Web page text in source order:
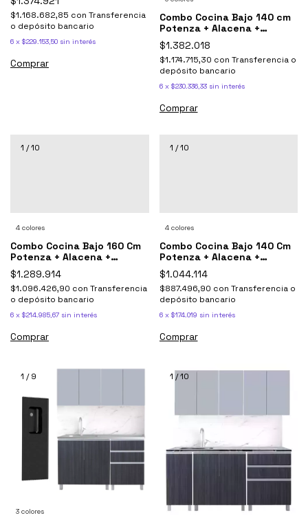
$1.168.682,85 con Transferencia
o depósito bancario
6 x $229.153,50 sin interés
Comprar
Combo Cocina Bajo 140 cm
Potenza + Alacena +
Mesada Bacha Acero
$1.382.018
$1.174.715,30 con Transferencia o
depósito bancario
6 x $230.336,33 sin interés
Comprar
1 /10
4 colores
Combo Cocina Bajo 160 Cm
Potenza + Alacena +
Mesada Durafort
$1.289.914
$1.096.426,90 con Transferencia
o depósito bancario
6 x $214.985,67 sin interés
Comprar
1 /10
4 colores
Combo Cocina Bajo 140 Cm
Potenza + Alacena +
Mesada Durafort
$1.044.114
$887.496,90 con Transferencia o
depósito bancario
6 x $174.019 sin interés
Comprar
1 /9
3 colores
1 /10